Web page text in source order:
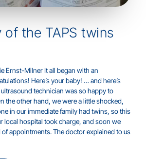
of the TAPS twins
Ernst-Milner It all began with an
Here’s your baby! … and here’s
technician was so happy to
the other hand, we were a little shocked,
in our immediate family had twins, so this
local hospital took charge, and soon we
appointments. The doctor explained to us